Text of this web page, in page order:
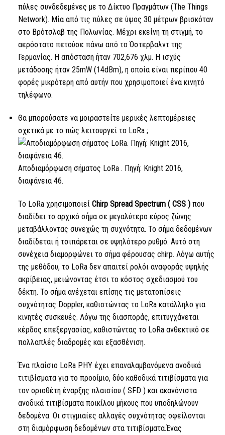
πύλες συνδεδεμένες με το Δίκτυο Πραγμάτων (The Things
Network). Μία από τις πύλες σε ύψος 30 μέτρων βρισκόταν
στο Βρότσλαβ της Πολωνίας. Μέχρι εκείνη τη στιγμή, το
αερόστατο πετούσε πάνω από το Όστερβαλντ της
Γερμανίας. Η απόσταση ήταν 702,676 χλμ. Η ισχύς
μετάδοσης ήταν 25mW (14dBm), η οποία είναι περίπου 40
φορές μικρότερη από αυτήν που χρησιμοποιεί ένα κινητό
τηλέφωνο.
Θα μπορούσατε να μοιραστείτε μερικές λεπτομέρειες
σχετικά με το πώς λειτουργεί το LoRa ;
Αποδιαμόρφωση σήματος LoRa. Πηγή: Knight 2016,
διαφάνεια 46.
Το LoRaχρησιμοποιεί Chirp Spread Spectrum ( CSS)που
διαδίδει το αρχικό σήμα σε μεγαλύτερο εύρος ζώνης
μεταβάλλοντας συνεχώς τη συχνότητα. Το σήμα δεδομένων
διαδίδεται ή τσιπάρεται σε υψηλότερο ρυθμό. Αυτό στη
συνέχεια διαμορφώνει το σήμα φέρουσας chirp. Λόγω αυτής
της μεθόδου, το LoRaδεν απαιτεί ρολόι αναφοράς υψηλής
ακρίβειας, μειώνοντας έτσι το κόστος σχεδιασμού του
δέκτη. Το σήμα ανέχεται επίσης τις μετατοπίσεις
συχνότητας Doppler, καθιστώντας το LoRaκατάλληλο για
κινητές συσκευές. Λόγω της διασποράς, επιτυγχάνεται
κέρδος επεξεργασίας, καθιστώντας το LoRaανθεκτικό σε
πολλαπλές διαδρομές και εξασθένιση.
Ένα πλαίσιο LoRaPHY έχει επαναλαμβανόμενα ανοδικά
τιτιβίσματα για το προοίμιο, δύο καθοδικά τιτιβίσματα για
τον οριοθέτη έναρξης πλαισίου ( SFD) και ακανόνιστα
ανοδικά τιτιβίσματα ποικίλου μήκους που υποδηλώνουν
δεδομένα. Οι στιγμιαίες αλλαγές συχνότητας οφείλονται
στη διαμόρφωση δεδομένων στα τιτιβίσματα.Ένας